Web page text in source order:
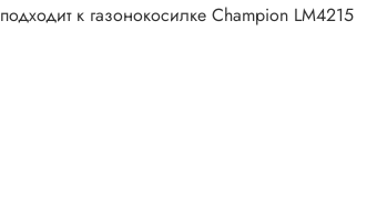
подходит к газонокосилке Champion LM4215